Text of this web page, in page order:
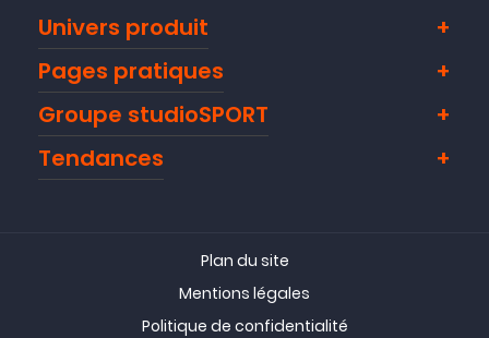
Univers produit
Pages pratiques
Groupe studioSPORT
Tendances
Plan du site
Mentions légales
Politique de confidentialité